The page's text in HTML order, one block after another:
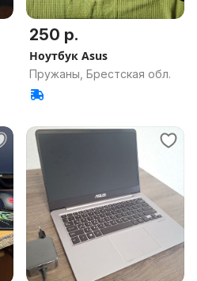
250 р.
Ноутбук Asus
Пружаны, Брестская обл.